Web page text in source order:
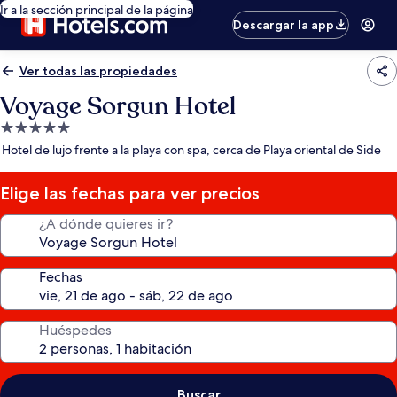
Ir a la sección principal de la página
Descargar la app
Ver todas las propiedades
Voyage Sorgun Hotel
Propiedad
de
estrellas
Hotel de lujo frente a la playa con spa, cerca de Playa oriental de Side
Elige las fechas para ver precios
¿A dónde quieres ir?
Fechas
Huéspedes